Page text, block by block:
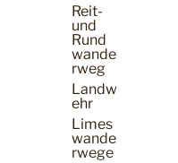
Reit-
und
Rund
wande
rweg
Landw
ehr
Limes
wande
rwege